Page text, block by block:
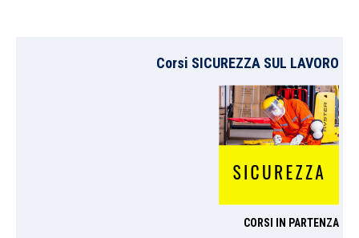
Corsi SICUREZZA SUL LAVORO
CORSI IN PARTENZA